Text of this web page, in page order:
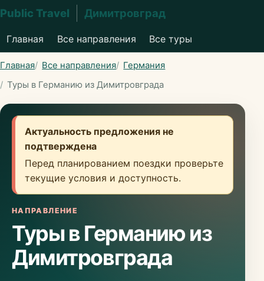
Public Travel Димитровград
Главная Все направления Все туры
Главная Все направления
Германия
Туры в Германию из Димитровграда
Актуальность предложения не
подтверждена
Перед планированием поездки проверьте
текущие условия и доступность.
НАПРАВЛЕНИЕ
Туры в Германию из
Димитровграда